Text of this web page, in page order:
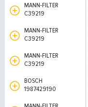
MANN-FILTER
C39219
MANN-FILTER
C39219
MANN-FILTER
C39219
BOSCH
1987429190